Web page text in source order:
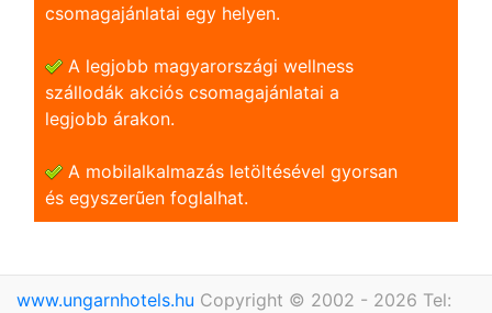
csomagajánlatai egy helyen.
A legjobb magyarországi wellness
szállodák akciós csomagajánlatai a
legjobb árakon.
A mobilalkalmazás letöltésével gyorsan
és egyszerũen foglalhat.
www.ungarnhotels.hu Copyright © 2002 - 2026 Tel: